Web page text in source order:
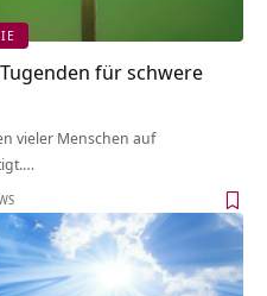
für schwere
vieler Menschen auf